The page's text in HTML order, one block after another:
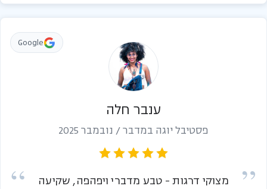
ענבר חלה
פסטיבל יוגה במדבר / נובמבר 2025
Google
מצוקי דרגות - טבע מדברי ויפהפה, שקיעה